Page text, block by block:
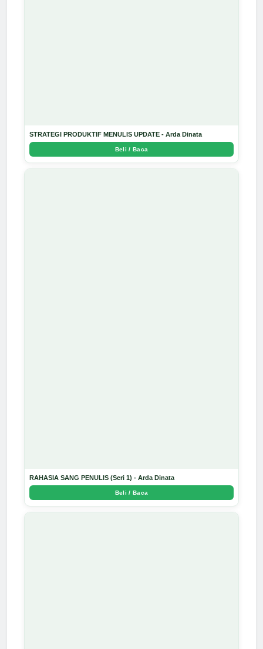
STRATEGI PRODUKTIF MENULIS UPDATE - Arda Dinata
Beli / Baca
RAHASIA SANG PENULIS (Seri 1) - Arda Dinata
Beli / Baca